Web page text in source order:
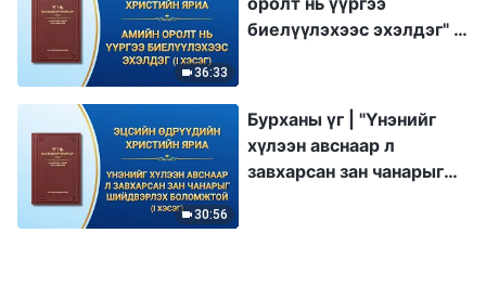
36:33
биелүүлэхээс эхэлдэг" (I
30:56
Бурханы үг | "Үнэнийг
хүлээн авснаар л
завхарсан зан чанарыг